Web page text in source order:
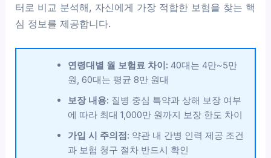
터로 비교 분석해, 자신에게 가장 적합한 보험을 찾는 핵
심 정보를 제공합니다.
연령대별 월 보험료 차이: 40대는 4만~5만
원, 60대는 평균 8만 원대
보장 내용: 질병 중심 특약과 상해 보장 여부
에 따라 최대 1,000만 원까지 보장 한도 차이
가입 시 주의점: 약관 내 간병 인력 제공 조건
과 보험 청구 절차 반드시 확인